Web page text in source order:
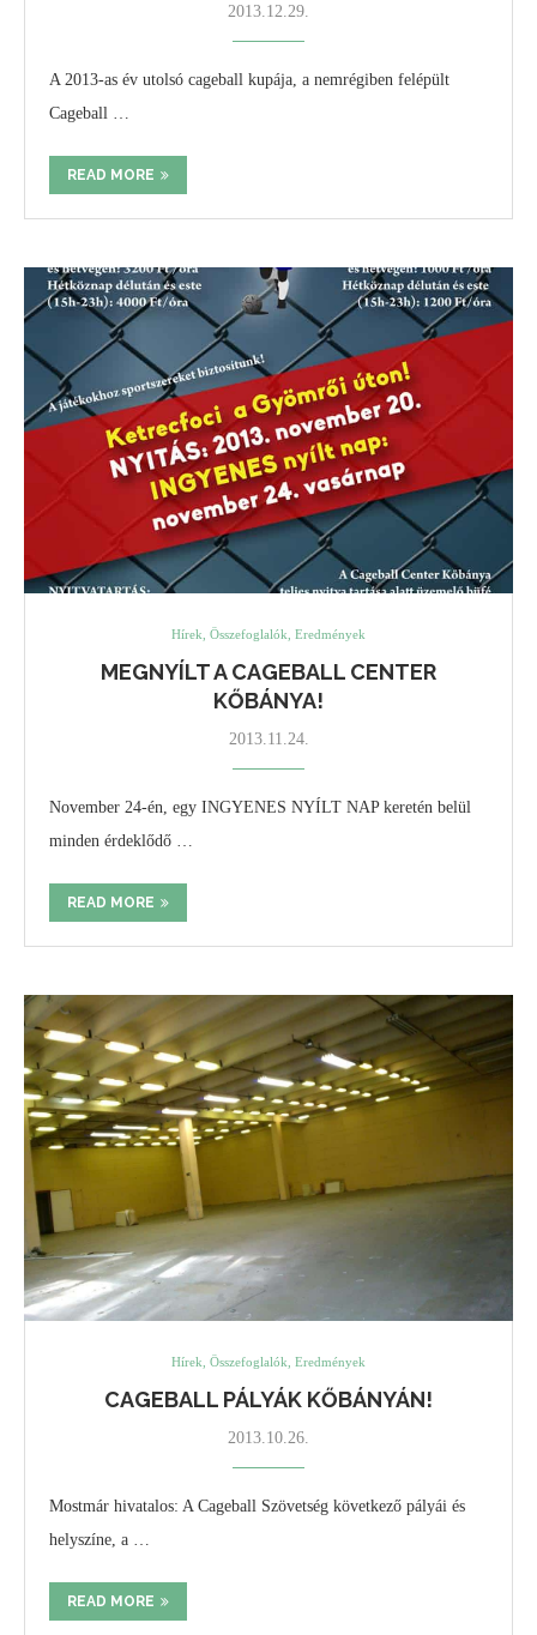
2013.12.29.
A 2013-as év utolsó cageball kupája, a nemrégiben felépült
Cageball …
READ MORE
Hírek, Összefoglalók, Eredmények
MEGNYÍLT A CAGEBALL CENTER
KŐBÁNYA!
2013.11.24.
November 24-én, egy INGYENES NYÍLT NAP keretén belül
minden érdeklődő …
READ MORE
Hírek, Összefoglalók, Eredmények
CAGEBALL PÁLYÁK KŐBÁNYÁN!
2013.10.26.
Mostmár hivatalos: A Cageball Szövetség következő pályái és
helyszíne, a …
READ MORE